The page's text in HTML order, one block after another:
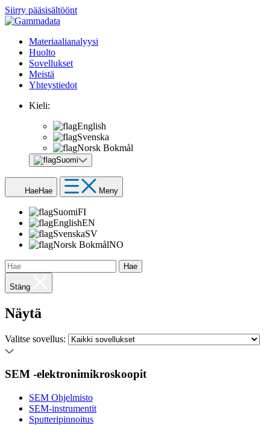
Siirry pääsisältöönt
Materiaalianalyysi
Huolto
Sovellukset
Meistä
Yhteystiedot
Kieli:
English
Svenska
Norsk Bokmål
Suomi
HaeHae Meny
SuomiFI
EnglishEN
SvenskaSV
Norsk BokmålNO
Hae
Stäng
Näytä
Valitse sovellus:
SEM -elektronimikroskoopit
SEM Ohjelmisto
SEM-instrumentit
Sputteripinnoitus